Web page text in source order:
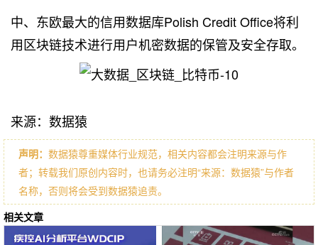
中、东欧最大的信用数据库Polish Credit Office将利
用区块链技术进行用户机密数据的保管及安全存取。
来源：数据猿
声明： 数据猿尊重媒体行业规范，相关内容都会注明来源与作
者；转载我们原创内容时，也请务必注明“来源：数据猿”与作者
名称，否则将会受到数据猿追责。
相关文章